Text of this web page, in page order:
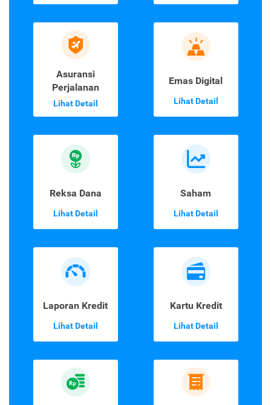
Asuransi
Perjalanan
Lihat Detail
Emas Digital
Lihat Detail
Reksa Dana
Lihat Detail
Saham
Lihat Detail
Laporan Kredit
Lihat Detail
Kartu Kredit
Lihat Detail